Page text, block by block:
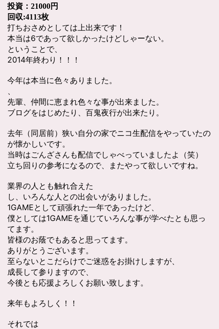
投資：21000円
回収:4113枚
打ちおさめとしては上出来です！
本当は6であって欲しかったけどしゃーない。
ということで、
2014年終わり！！！
今年は本当に色々ありました。
先輩、仲間に恵まれ色々な事が出来ました。
ブログをはじめたり、百鬼夜行が出来たり。
去年（同居前）狭い自分の家でニコ生配信をやっていたの
が懐かしいです。
当時はごんざさんも配信でしゃべっていましたよ（笑）
立ち回りの参考になるので、またやって欲しいですね。
業界の人とも触れ合えた
し、いろんな人との出会いがありました。
1GAMEとして頑張れた一年であったけど、
僕としては1GAMEを通じていろんな事が学べたとも思っ
てます。
皆様のお蔭でもあると思ってます。
ありがとうございます。
至らないとこだらけでご迷惑をお掛けしますが、
成長して参りますので、
今後とも応援よろしくお願い致します。
来年もよろしく！！
それでは